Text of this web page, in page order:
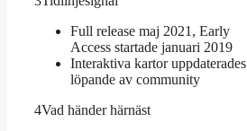
Full release maj 2021, Early
Access startade januari 2019
Interaktiva kartor uppdaterades
löpande av community
4Vad händer härnäst